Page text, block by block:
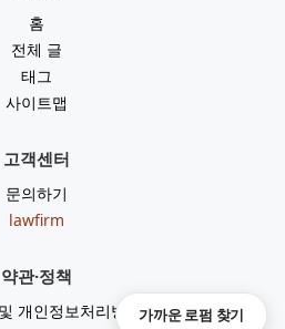
홈
전체 글
태그
사이트맵
고객센터
문의하기
lawfirm
약관·정책
개인정보처리방침가까운 로펌 찾기